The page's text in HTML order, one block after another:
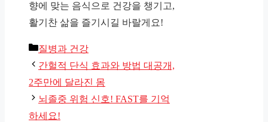
향에 맞는 음식으로 건강을 챙기고,
활기찬 삶을 즐기시길 바랄게요!
카
테
고
리
질병과 건강
간헐적 단식 효과와 방법 대공개,
2주만에 달라진 몸
뇌졸중 위험 신호! FAST를 기억
하세요!